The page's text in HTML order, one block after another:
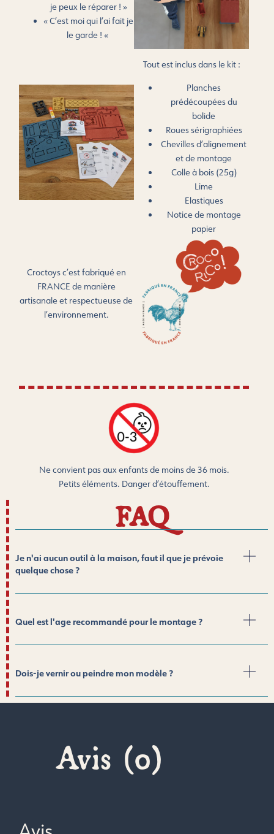
je peux le réparer ! »
« C’est moi qui l’ai fait je
le garde ! «
Tout est inclus dans le kit :
Planches
prédécoupées du
bolide
Roues sérigraphiées
Chevilles d’alignement
et de montage
Colle à bois (25g)
Lime
Elastiques
Notice de montage
papier
Croctoys c’est fabriqué en
FRANCE de manière
artisanale et respectueuse de
l’environnement.
Ne convient pas aux enfants de moins de 36 mois.
Petits éléments. Danger d’étouffement.
FAQ
Je n'ai aucun outil à la maison, faut il que je prévoie
quelque chose ?
Quel est l'age recommandé pour le montage ?
Dois-je vernir ou peindre mon modèle ?
Avis (0)